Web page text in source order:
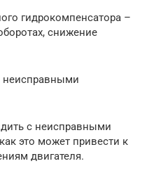
гидрокомпенсатора –
снижение
неисправными
с неисправными
это может привести к
двигателя.